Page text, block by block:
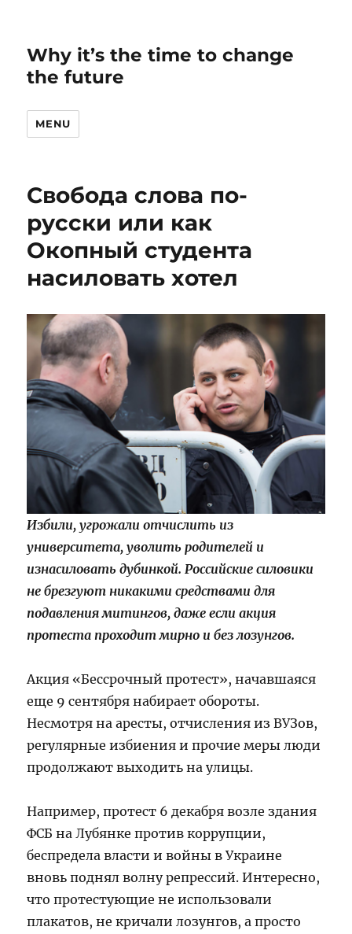
Why it’s the time to change
the future
MENU
Свобода слова по-
русски или как
Окопный студента
насиловать хотел
Избили, угрожали отчислить из
университета, уволить родителей и
изнасиловать дубинкой. Российские силовики
не брезгуют никакими средствами для
подавления митингов, даже если акция
протеста проходит мирно и без лозунгов.
Акция «Бессрочный протест», начавшаяся
еще 9 сентября набирает обороты.
Несмотря на аресты, отчисления из ВУЗов,
регулярные избиения и прочие меры люди
продолжают выходить на улицы.
Например, протест 6 декабря возле здания
ФСБ на Лубянке против коррупции,
беспредела власти и войны в Украине
вновь поднял волну репрессий. Интересно,
что протестующие не использовали
плакатов, не кричали лозунгов, а просто